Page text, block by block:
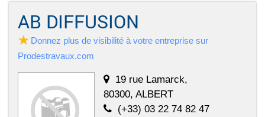
AB DIFFUSION
Donnez plus de visibilité à votre entreprise sur
Prodestravaux.com
19 rue Lamarck,
80300, ALBERT
(+33) 03 22 74 82 47